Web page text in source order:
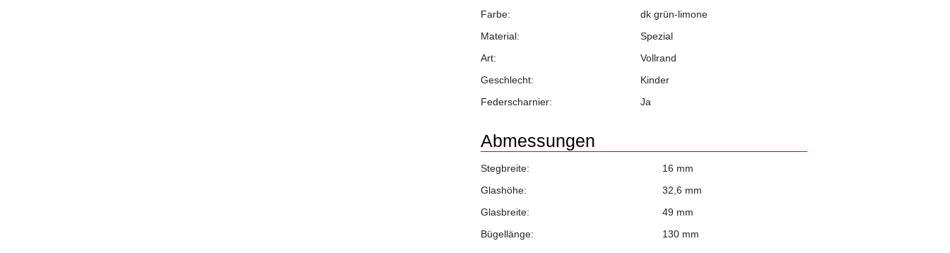
Farbe:
dk grün-limone
Material:
Spezial
Art:
Vollrand
Geschlecht:
Kinder
Federscharnier:
Ja
Abmessungen
Stegbreite:
16 mm
Glashöhe:
32,6 mm
Glasbreite:
49 mm
Bügellänge:
130 mm